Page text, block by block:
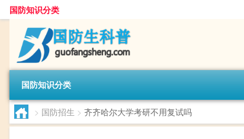
国防知识分类
国防知识分类
> 国防招生 > 齐齐哈尔大学考研不用复试吗